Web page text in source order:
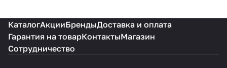
КаталогАкцииБрендыДоставка и оплата
Гарантия на товарКонтактыМагазин
Сотрудничество